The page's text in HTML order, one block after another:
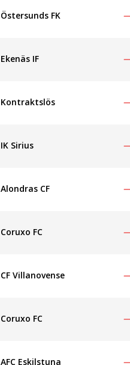
Östersunds FK
Ekenäs IF
Kontraktslös
IK Sirius
Alondras CF
Coruxo FC
CF Villanovense
Coruxo FC
AFC Eskilstuna